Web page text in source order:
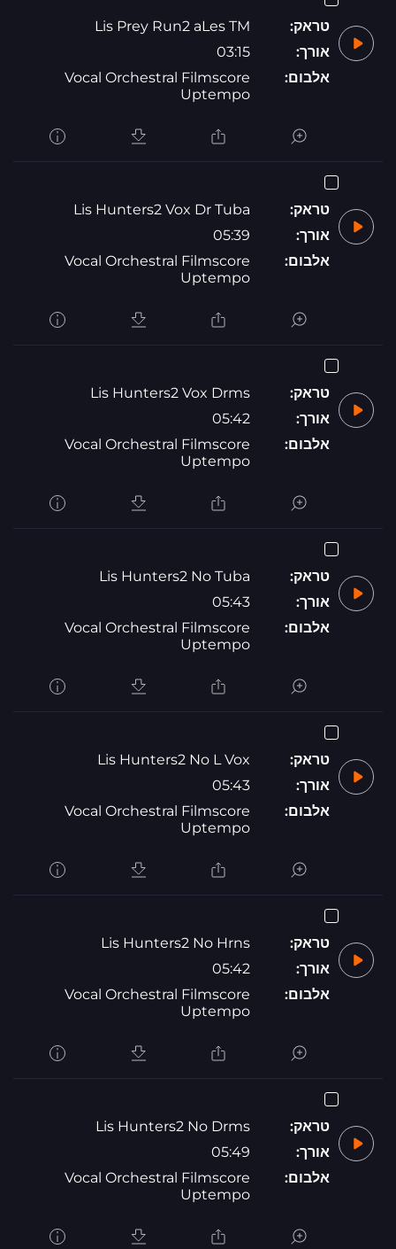
טראק:
Lis Prey Run2 aLes TM
אורך:
03:15
אלבום:
Vocal Orchestral Filmscore
Uptempo
טראק:
Lis Hunters2 Vox Dr Tuba
אורך:
05:39
אלבום:
Vocal Orchestral Filmscore
Uptempo
טראק:
Lis Hunters2 Vox Drms
אורך:
05:42
אלבום:
Vocal Orchestral Filmscore
Uptempo
טראק:
Lis Hunters2 No Tuba
אורך:
05:43
אלבום:
Vocal Orchestral Filmscore
Uptempo
טראק:
Lis Hunters2 No L Vox
אורך:
05:43
אלבום:
Vocal Orchestral Filmscore
Uptempo
טראק:
Lis Hunters2 No Hrns
אורך:
05:42
אלבום:
Vocal Orchestral Filmscore
Uptempo
טראק:
Lis Hunters2 No Drms
אורך:
05:49
אלבום:
Vocal Orchestral Filmscore
Uptempo